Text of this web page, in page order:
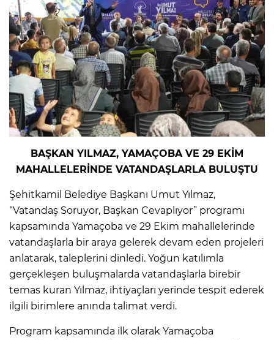
BAŞKAN YILMAZ, YAMAÇOBA VE 29 EKİM
MAHALLELERİNDE VATANDAŞLARLA BULUŞTU
Şehitkamil Belediye Başkanı Umut Yılmaz,
“Vatandaş Soruyor, Başkan Cevaplıyor” programı
kapsamında Yamaçoba ve 29 Ekim mahallelerinde
vatandaşlarla bir araya gelerek devam eden projeleri
anlatarak, taleplerini dinledi. Yoğun katılımla
gerçekleşen buluşmalarda vatandaşlarla birebir
temas kuran Yılmaz, ihtiyaçları yerinde tespit ederek
ilgili birimlere anında talimat verdi.
Program kapsamında ilk olarak Yamaçoba